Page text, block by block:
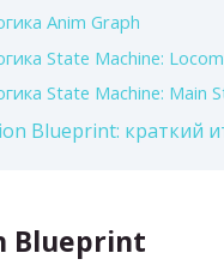
Anim Graph
State Machine:
State Machine: Main
Blueprint: краткий
Blueprint